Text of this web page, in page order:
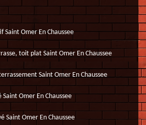
Saint Omer En Chaussee
toit plat Saint Omer En Chaussee
Saint Omer En Chaussee
Omer En Chaussee
Saint Omer En Chaussee